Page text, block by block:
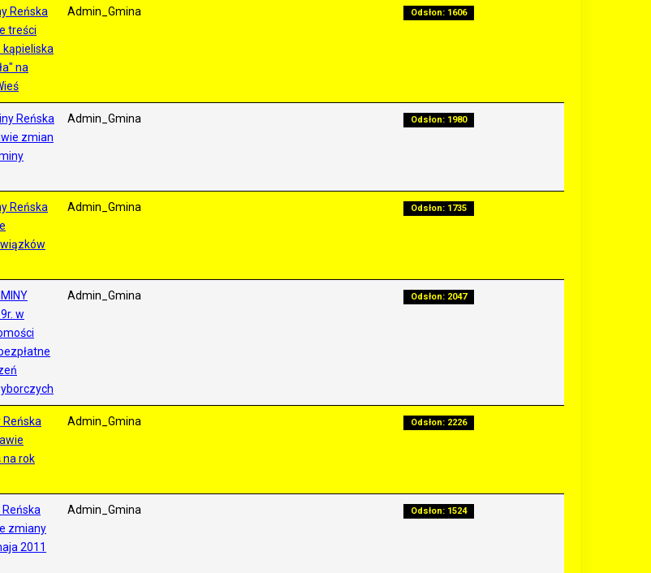
Reńska
treści
na
Admin_Gmina Odsłon: 1606
Reńska
zmian
Admin_Gmina Odsłon: 1980
Reńska
Admin_Gmina Odsłon: 1735
w
Admin_Gmina Odsłon: 2047
na rok
Admin_Gmina Odsłon: 2226
zmiany
2011
Admin_Gmina Odsłon: 1524